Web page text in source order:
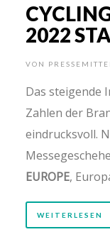
2022
VON
Das steigende
Zahlen der
eindrucksvoll.
EUROPE,
WEITERLESEN